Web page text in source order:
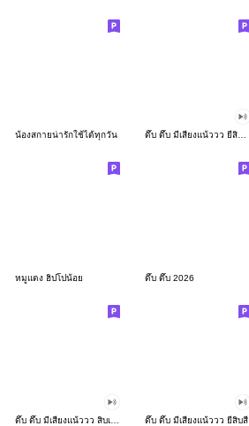
น้องสกายน่ารักใช้ได้ทุกวัน ดึ๊บ ดึ๊บ มีเสียงแน้ววว ยี่สิบสอง
หมูแดง ฮิปโปน้อย ดึ๊บ ดึ๊บ 2026
ดึ๊บ ดึ๊บ มีเสียงแน้ววว ยี่สิบสี่